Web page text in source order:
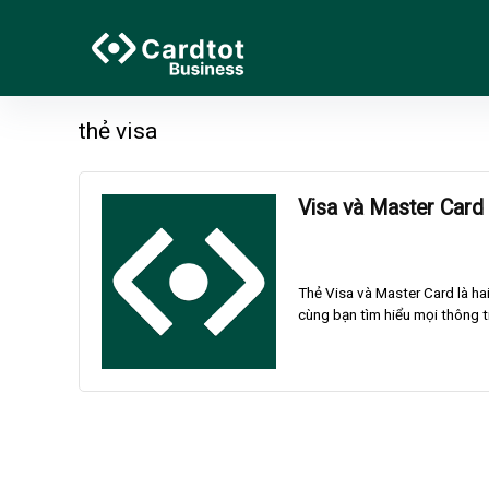
thẻ visa
Visa và Master
Thẻ Visa và Master Card là
cùng bạn tìm hiểu mọi thông